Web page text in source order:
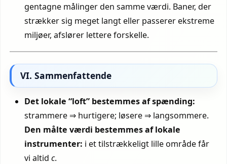
gentagne målinger den samme værdi. Baner, der
strækker sig meget langt eller passerer ekstreme
miljøer, afslører lettere forskelle.
VI. Sammenfattende
Det lokale “loft” bestemmes af spænding:
strammere ⇒ hurtigere; løsere ⇒ langsommere.
Den målte værdi bestemmes af lokale
instrumenter: i et tilstrækkeligt lille område får
vi altidc.